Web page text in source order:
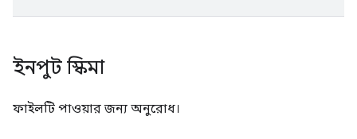
ইনপুট স্কিমা
ফাইলটি পাওয়ার জন্য অনুরোধ।